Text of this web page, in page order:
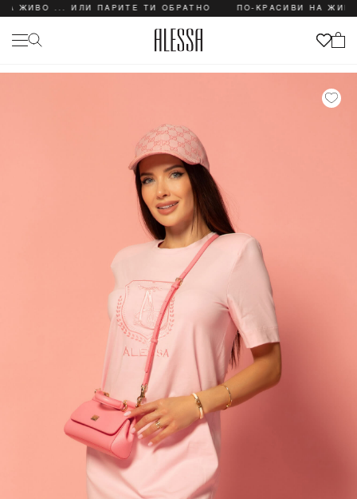
... ИЛИ ПАРИТЕ ТИ ОБРАТНО ПО-КРАСИВИ НА ЖИВО ...